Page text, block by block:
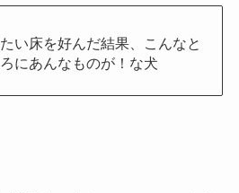
い床を好んだ結果、こんなと
にあんなものが！な犬